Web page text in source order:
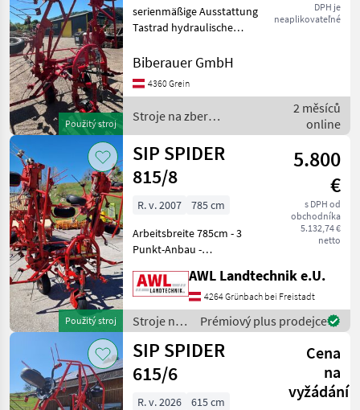
Použitý stroj
DPH je
neaplikovateľné
serienmäßige Ausstattung
Tastrad hydraulische
Dämpfungsstreben
objemových krmív
Biberauer GmbH
4360 Grein
Stroje na zber
objemových krmív / SIP
2 měsíců
online
Použitý stroj
SIP SPIDER
815/8
5.800
€
s DPH od
obchodníka
5.132,74 €
netto
R. v. 2007
785 cm
Arbeitsbreite 785cm - 3
Punkt-Anbau -
Schwenkbock - hydraulisch
Hochklappbar 1x EW -
Gelenkwelle mit
Überlastsicherung -
Warntafeln
AWL Landtechnik e.U.
4264 Grünbach bei Freistadt
Stroje na
zber
objemových
krmív /
SIP
Prémiový plus prodejce
SIP SPIDER
615/6
Cena
na
vyžádání
R. v. 2026
615 cm